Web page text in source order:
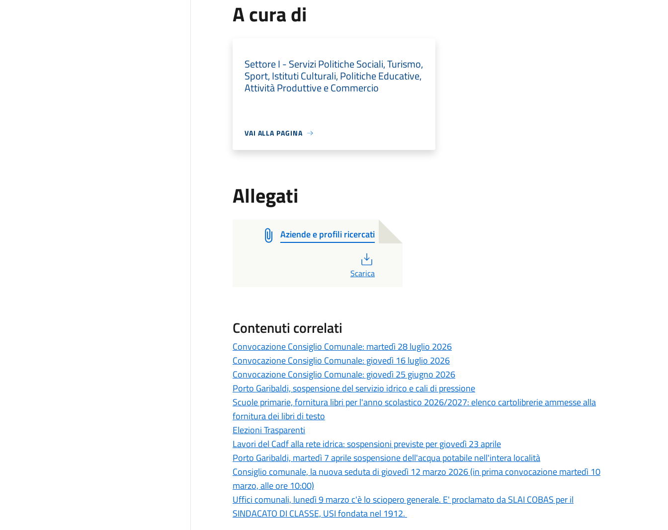
A cura di
Settore I - Servizi Politiche Sociali, Turismo,
Sport, Istituti Culturali, Politiche Educative,
Attività Produttive e Commercio
VAI ALLA PAGINA
Allegati
Aziende e profili ricercati
Scarica
Contenuti correlati
Convocazione Consiglio Comunale: martedì 28 luglio 2026
Convocazione Consiglio Comunale: giovedì 16 luglio 2026
Convocazione Consiglio Comunale: giovedì 25 giugno 2026
Porto Garibaldi, sospensione del servizio idrico e cali di pressione
Scuole primarie, fornitura libri per l'anno scolastico 2026/2027: elenco cartolibrerie ammesse alla
fornitura dei libri di testo
Elezioni Trasparenti
Lavori del Cadf alla rete idrica: sospensioni previste per giovedì 23 aprile
Porto Garibaldi, martedì 7 aprile sospensione dell'acqua potabile nell'intera località
Consiglio comunale, la nuova seduta di giovedì 12 marzo 2026 (in prima convocazione martedì 10
marzo, alle ore 10:00)
Uffici comunali, lunedì 9 marzo c'è lo sciopero generale. E' proclamato da SLAI COBAS per il
SINDACATO DI CLASSE, USI fondata nel 1912.